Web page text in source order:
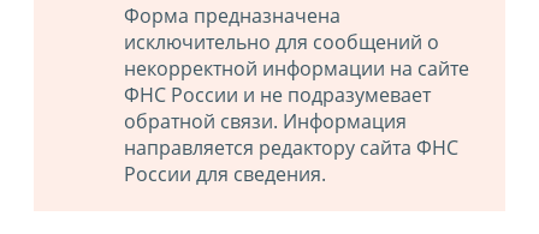
Форма предназначена
исключительно для сообщений о
некорректной информации на сайте
ФНС России и не подразумевает
обратной связи. Информация
направляется редактору сайта ФНС
России для сведения.